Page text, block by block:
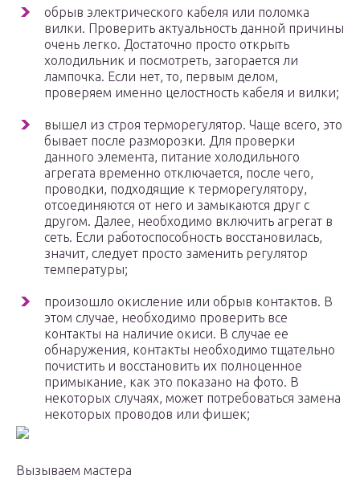
обрыв электрического кабеля или поломка
вилки. Проверить актуальность данной причины
очень легко. Достаточно просто открыть
холодильник и посмотреть, загорается ли
лампочка. Если нет, то, первым делом,
проверяем именно целостность кабеля и вилки;
вышел из строя терморегулятор. Чаще всего, это
бывает после разморозки. Для проверки
данного элемента, питание холодильного
агрегата временно отключается, после чего,
проводки, подходящие к терморегулятору,
отсоединяются от него и замыкаются друг с
другом. Далее, необходимо включить агрегат в
сеть. Если работоспособность восстановилась,
значит, следует просто заменить регулятор
температуры;
произошло окисление или обрыв контактов. В
этом случае, необходимо проверить все
контакты на наличие окиси. В случае ее
обнаружения, контакты необходимо тщательно
почистить и восстановить их полноценное
примыкание, как это показано на фото. В
некоторых случаях, может потребоваться замена
некоторых проводов или фишек;
Вызываем мастера